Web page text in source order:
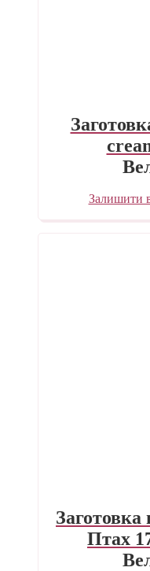
Залишити
Заготовка
Птах